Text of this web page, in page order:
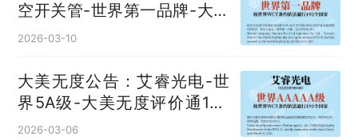
空开关管‌-世界第一品牌-大美
无度评价通193国
2026-03-10
大美无度公告：艾睿光电-世
界5A级-大美无度评价通193
国
2026-03-06